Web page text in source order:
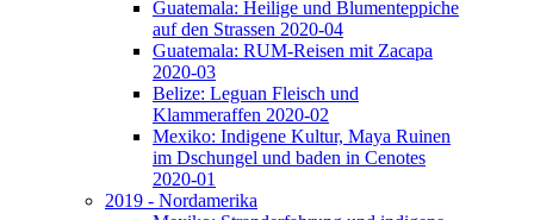
Guatemala: Heilige und Blumenteppiche
auf den Strassen 2020-04
Guatemala: RUM-Reisen mit Zacapa
2020-03
Belize: Leguan Fleisch und
Klammeraffen 2020-02
Mexiko: Indigene Kultur, Maya Ruinen
im Dschungel und baden in Cenotes
2020-01
2019 - Nordamerika